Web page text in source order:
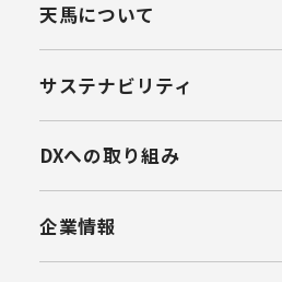
天馬について
サステナビリティ
DXへの取り組み
企業情報